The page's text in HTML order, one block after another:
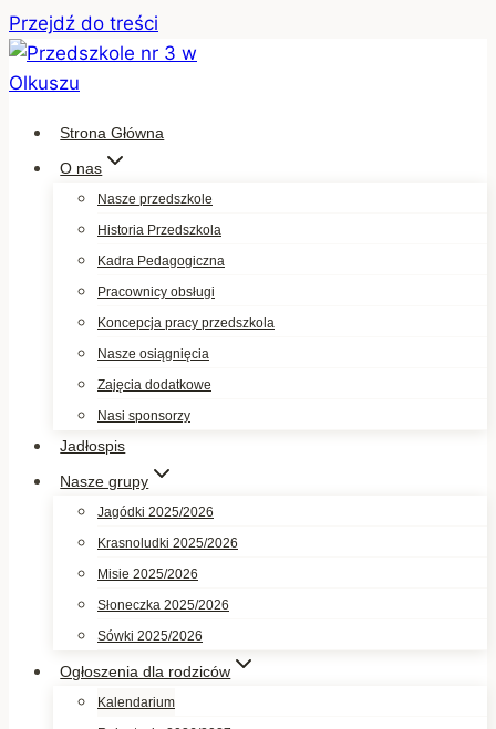
Przejdź do treści
Strona Główna
O nas
Nasze przedszkole
Historia Przedszkola
Kadra Pedagogiczna
Pracownicy obsługi
Koncepcja pracy przedszkola
Nasze osiągnięcia
Zajęcia dodatkowe
Nasi sponsorzy
Jadłospis
Nasze grupy
Jagódki 2025/2026
Krasnoludki 2025/2026
Misie 2025/2026
Słoneczka 2025/2026
Sówki 2025/2026
Ogłoszenia dla rodziców
Kalendarium